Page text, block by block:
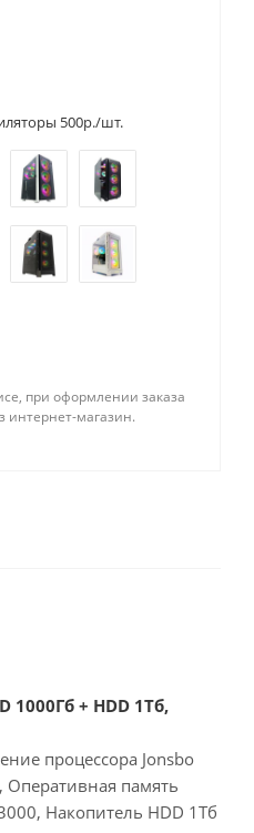
500р./шт.
при оформлении заказа
интернет-магазин.
1000Гб + HDD 1Тб,
процессора Jonsbo
Оперативная память
Накопитель HDD 1Тб